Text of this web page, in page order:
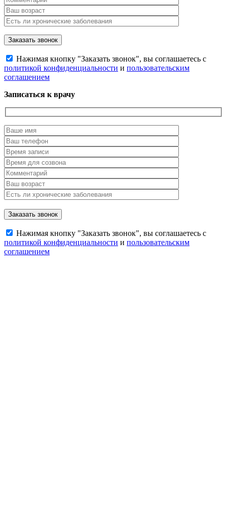
Нажимая кнопку "Заказать звонок", вы соглашаетесь с
политикой конфиденциальности и пользовательским
соглашением
Записаться к врачу
Нажимая кнопку "Заказать звонок", вы соглашаетесь с
политикой конфиденциальности и пользовательским
соглашением